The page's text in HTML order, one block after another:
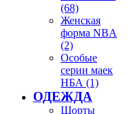
(68)
Женская
форма NBA
(2)
Особые
серии маек
НБА (1)
ОДЕЖДА
Шорты